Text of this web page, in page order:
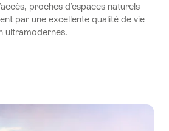
proches d’espaces naturels
par une excellente qualité de vie
ultramodernes.